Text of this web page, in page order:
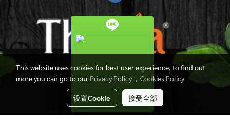
This website uses cookies for best user experience, to find out
more you can go to our Privacy Policy, Cookies Policy
设置Cookie 接受全部